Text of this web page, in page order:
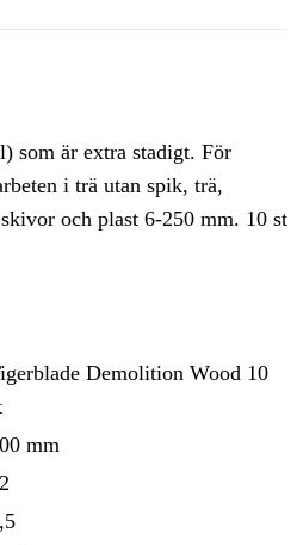
som är extra stadigt. För
i trä utan spik, trä,
och plast 6-250 mm. 10 st
Demolition Wood 10
mm